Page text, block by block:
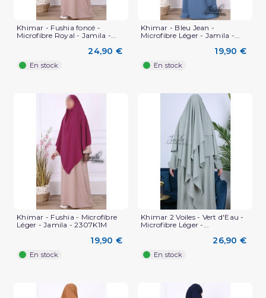
Khimar - Fushia foncé -
Microfibre Royal - Jamila -...
24,90 €
En stock
Khimar - Bleu Jean -
Microfibre Léger - Jamila -...
19,90 €
En stock
Khimar - Fushia - Microfibre
Léger - Jamila - 2307K1M
19,90 €
En stock
Khimar 2 Voiles - Vert d'Eau -
Microfibre Léger -...
26,90 €
En stock